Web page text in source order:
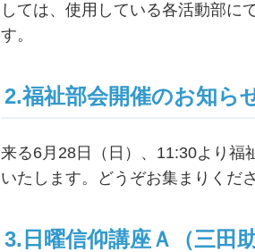
しては、使用している各活動部に
す。
2.福祉部会開催のお知ら
来る6月28日（日）、11:30より福
いたします。どうぞお集まりくださ
3.日曜信仰講座Ａ（三田